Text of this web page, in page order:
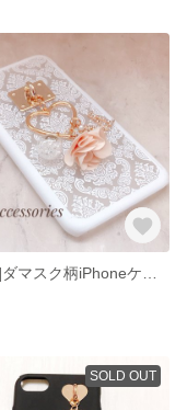
SOLD OUT